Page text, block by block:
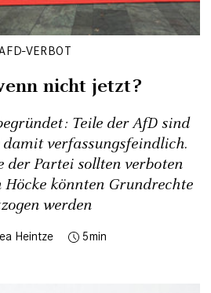
VERBOT
nicht jetzt?
Teile der AfD sind
verfassungsfeindlich.
der Partei sollten verboten
könnten Grundrechte
werden
Heintze 5